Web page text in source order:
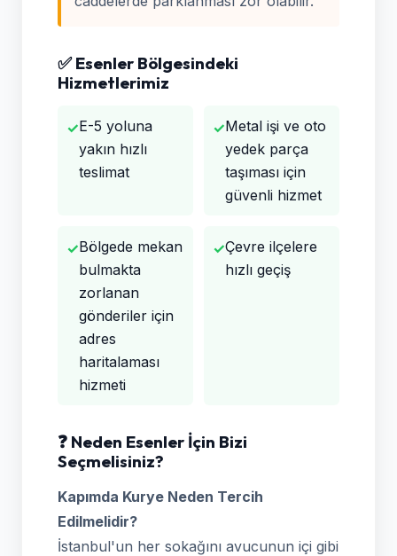
✅ Esenler Bölgesindeki
Hizmetlerimiz
✓E-5 yoluna
yakın hızlı
teslimat
✓Metal işi ve oto
yedek parça
taşıması için
güvenli hizmet
✓Bölgede mekan
bulmakta
zorlanan
gönderiler için
adres
haritalaması
hizmeti
✓Çevre ilçelere
hızlı geçiş
❓ Neden Esenler İçin Bizi
Seçmelisiniz?
Kapımda Kurye Neden Tercih
Edilmelidir?
İstanbul'un her sokağını avucunun içi gibi